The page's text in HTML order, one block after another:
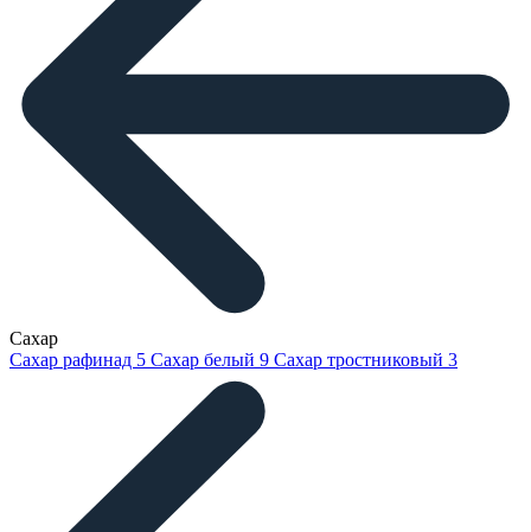
Сахар
Сахар рафинад 5 Сахар белый 9 Сахар тростниковый 3